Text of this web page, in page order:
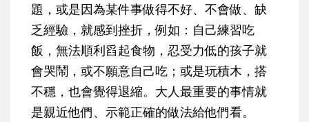
題，或是因為某件事做得不好、不會做、缺
乏經驗，就感到挫折，例如：自己練習吃
飯，無法順利舀起食物，忍受力低的孩子就
會哭鬧，或不願意自己吃；或是玩積木，搭
不穩，也會覺得退縮。大人最重要的事情就
是親近他們、示範正確的做法給他們看。